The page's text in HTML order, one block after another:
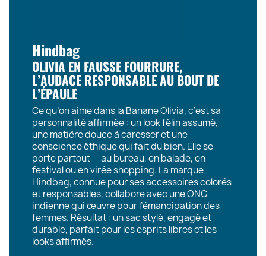
Hindbag
OLIVIA EN FAUSSE FOURRURE,
L’AUDACE RESPONSABLE AU BOUT DE
L’ÉPAULE
Ce qu’on aime dans la Banane Olivia, c’est sa
personnalité affirmée : un look félin assumé,
une matière douce à caresser et une
conscience éthique qui fait du bien. Elle se
porte partout — au bureau, en balade, en
festival ou en virée shopping. La marque
Hindbag, connue pour ses accessoires colorés
et responsables, collabore avec une ONG
indienne qui œuvre pour l’émancipation des
femmes. Résultat : un sac stylé, engagé et
durable, parfait pour les esprits libres et les
looks affirmés.